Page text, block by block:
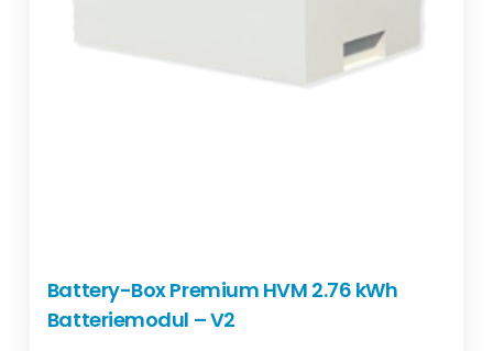
Battery-Box Premium HVM 2.76 kWh
Batteriemodul – V2